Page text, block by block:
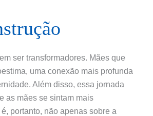
ser transformadores. Mães que
uma conexão mais profunda
Além disso, essa jornada
as mães se sintam mais
portanto, não apenas sobre a